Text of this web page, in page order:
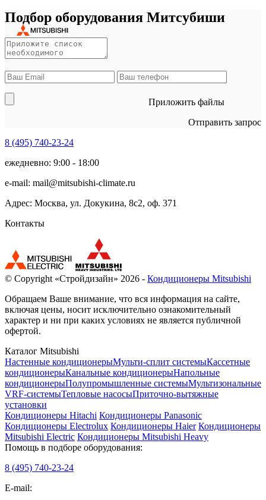
Подбор оборудования Митсубиши
Приложить файлы
Отправить запрос
8 (495) 740-23-24
ежедневно: 9:00 - 18:00
e-mail: mail@mitsubishi-climate.ru
Адрес: Москва, ул. Докукина, 8с2, оф. 371
Контакты
© Copyright «Стройдизайн» 2026 - Кондиционеры Mitsubishi
Обращаем Ваше внимание, что вся информация на сайте,
включая цены, носит исключительно ознакомительный
характер и ни при каких условиях не является публичной
офертой.
Каталог Mitsubishi
Настенные кондиционерыМульти-сплит системыКассетные
кондиционерыКанальные кондиционерыНапольные
кондиционерыПолупромышленные системыМультизональные
VRF-системыТепловые насосыПриточно-вытяжные
установки
Кондиционеры Hitachi Кондиционеры Panasonic
Кондиционеры Electrolux Кондиционеры Haier Кондиционеры
Mitsubishi Electric Кондиционеры Mitsubishi Heavy
Помощь в подборе оборудования:
8 (495) 740-23-24
E-mail: